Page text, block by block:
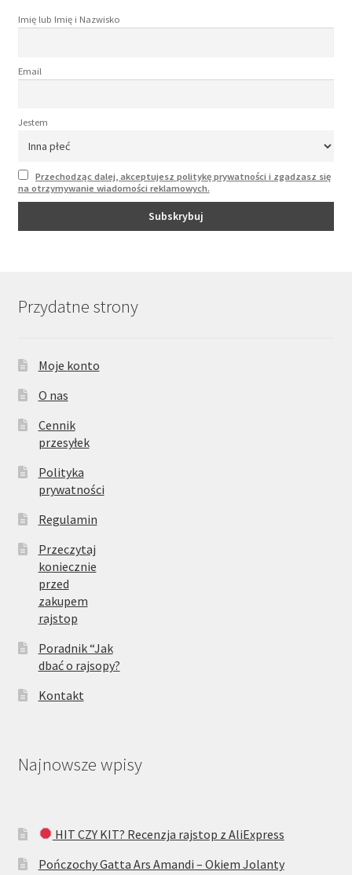
Imię lub Imię i Nazwisko
Email
Jestem
Przechodząc dalej, akceptujesz politykę prywatności i zgadzasz się
na otrzymywanie wiadomości reklamowych.
Przydatne strony
Moje konto
O nas
Cennik
przesyłek
Polityka
prywatności
Regulamin
Przeczytaj
koniecznie
przed
zakupem
rajstop
Poradnik “Jak
dbać o rajsopy?
Kontakt
Najnowsze wpisy
HIT CZY KIT? Recenzja rajstop z AliExpress
Pończochy Gatta Ars Amandi – Okiem Jolanty